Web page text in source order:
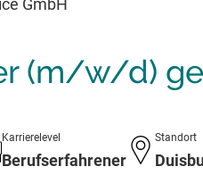
(m/w/d)
Karrierelevel
Berufserfahrener
Standort